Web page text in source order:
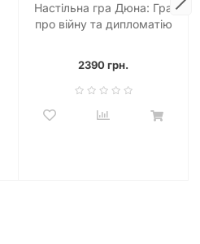
Настільна гра Дюна: Гра
про війну та дипломатію
2390 грн.